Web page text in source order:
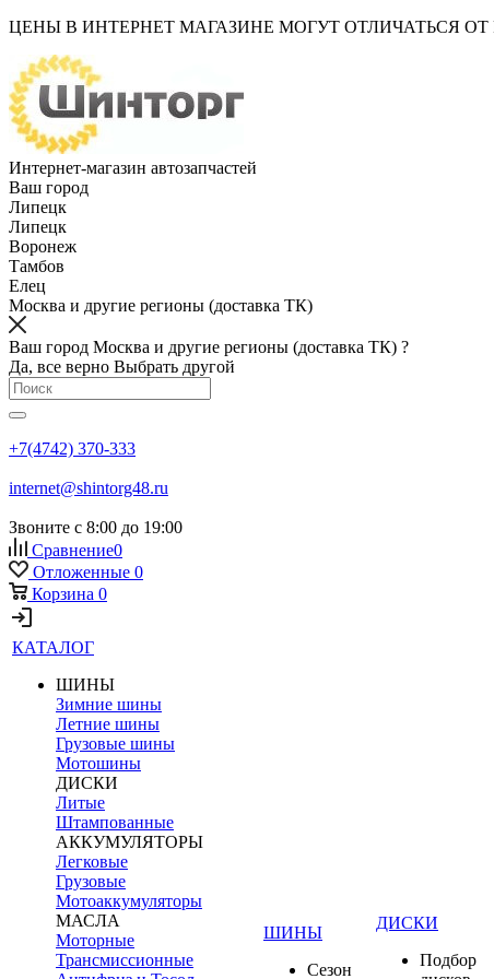
ЦЕНЫ В ИНТЕРНЕТ МАГАЗИНЕ МОГУТ ОТЛИЧАТЬСЯ
Интернет-магазин автозапчастей
Ваш город
Липецк
Липецк
Воронеж
Тамбов
Елец
Москва и другие регионы (доставка ТК)
Ваш город Москва и другие регионы (доставка ТК) ?
Да, все верно Выбрать другой
+7(4742) 370-333
internet@shintorg48.ru
Звоните с 8:00 до 19:00
Сравнение0
Отложенные 0
Корзина 0
КАТАЛОГ
ШИНЫ
Зимние шины
Летние шины
Грузовые шины
Мотошины
ДИСКИ
Литые
Штампованные
АККУМУЛЯТОРЫ
Легковые
Грузовые
Мотоаккумуляторы
МАСЛА
Моторные
Трансмиссионные
ШИНЫ
Сезон
ДИСКИ
Подбор